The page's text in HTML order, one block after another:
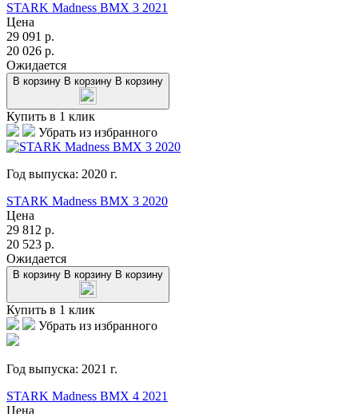
STARK Madness BMX 3 2021
Цена
29 091 р.
20 026 р.
Ожидается
В корзину В корзину В корзину
Купить в 1 клик
Убрать из избранного
Год выпуска: 2020 г.
STARK Madness BMX 3 2020
Цена
29 812 р.
20 523 р.
Ожидается
В корзину В корзину В корзину
Купить в 1 клик
Убрать из избранного
Год выпуска: 2021 г.
STARK Madness BMX 4 2021
Цена